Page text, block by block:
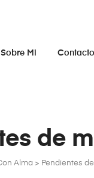
Sobre Mi Contacto
Alma > Pendientes
de